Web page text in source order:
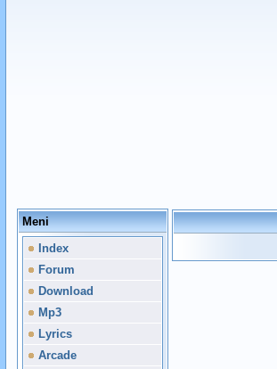
Meni
Index
Forum
Download
Mp3
Lyrics
Arcade